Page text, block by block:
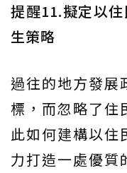
提醒11.擬定以
生策略
過往的地方發展
標，而忽略了住
此如何建構以住
力打造一處優質